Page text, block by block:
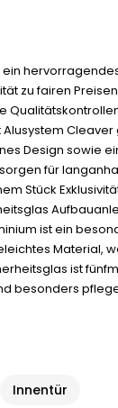
zu fairen
Design sowie
für
Stück
ist ein
Material,
ist
besonders
Innentür